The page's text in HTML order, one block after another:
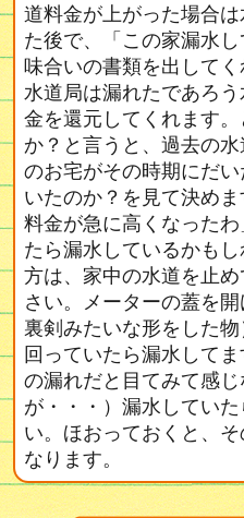
道料金が上がった場合
た後で、「この家漏水
味合いの書類を出してく
水道局は漏れたであろ
金を還元してくれます
か？と言うと、過去の
のお宅がその時期にだ
いたのか？を見て決め
料金が急に高くなった
たら漏水しているかも
方は、家中の水道を止
さい。メーターの蓋を
裏剣みたいな形をした
回っていたら漏水して
の漏れだと目てみて感
が・・・）漏水してい
い。ほおっておくと、
なります。